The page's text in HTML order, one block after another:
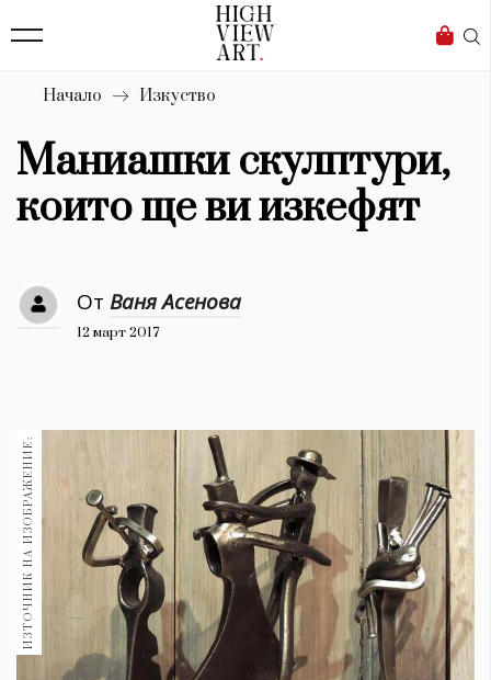
Бизнес
Мода
Dialogue
Изкуство
4340
Красота
777
Книги
30+ 1970
Гурме 1710
Пътувай
Начало Изкуство
Маниашки скулптури,
които ще ви изкефят
От Ваня Асенова
12 март 2017
ИЗТОЧНИК НА ИЗОБРАЖЕНИЕ: